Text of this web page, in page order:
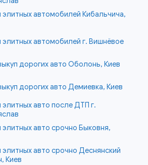
элитных автомобилей Кибальчича,
элитных автомобилей г. Вишнёвое
дорогих авто Оболонь, Киев
дорогих авто Демиевка, Киев
элитных авто после ДТП г.
элитных авто срочно Быковня,
элитных авто срочно Деснянский
Киев